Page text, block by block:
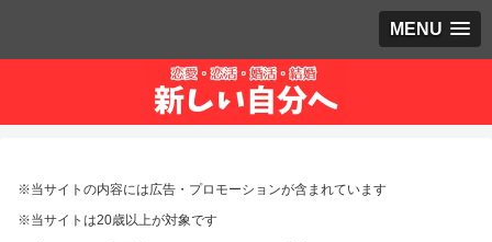
MENU
※当サイトの内容には広告・プロモーションが含まれています
※当サイトは20歳以上が対象です